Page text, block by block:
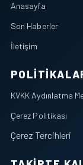
Anasayfa
Son Haberler
İletişim
KVKK Aydınlatma
Çerez Politikası
Çerez Tercihleri